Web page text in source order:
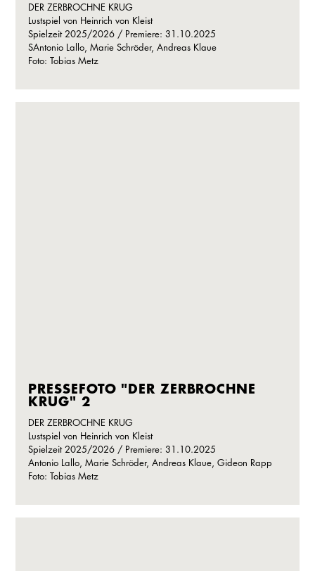
DER ZERBROCHNE KRUG
Lustspiel von Heinrich von Kleist
Spielzeit 2025/2026 / Premiere: 31.10.2025
SAntonio Lallo, Marie Schröder, Andreas Klaue
Foto: Tobias Metz
PRESSEFOTO "DER ZERBROCHNE
KRUG" 2
DER ZERBROCHNE KRUG
Lustspiel von Heinrich von Kleist
Spielzeit 2025/2026 / Premiere: 31.10.2025
Antonio Lallo, Marie Schröder, Andreas Klaue, Gideon Rapp
Foto: Tobias Metz